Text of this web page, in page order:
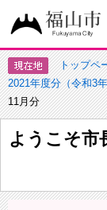
トップペ
2021年度分（令和3
11月分
ようこそ市